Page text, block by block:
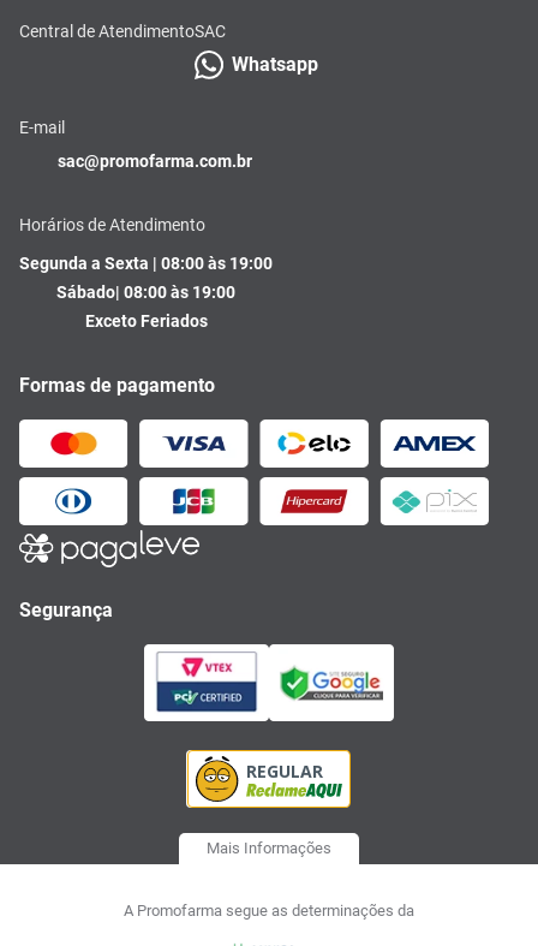
Central de AtendimentoSAC
Whatsapp
E-mail
sac@promofarma.com.br
Horários de Atendimento
Segunda a Sexta | 08:00 às 19:00
Sábado| 08:00 às 19:00
Exceto Feriados
Formas de pagamento
Segurança
Mais Informações
A Promofarma segue as determinações da